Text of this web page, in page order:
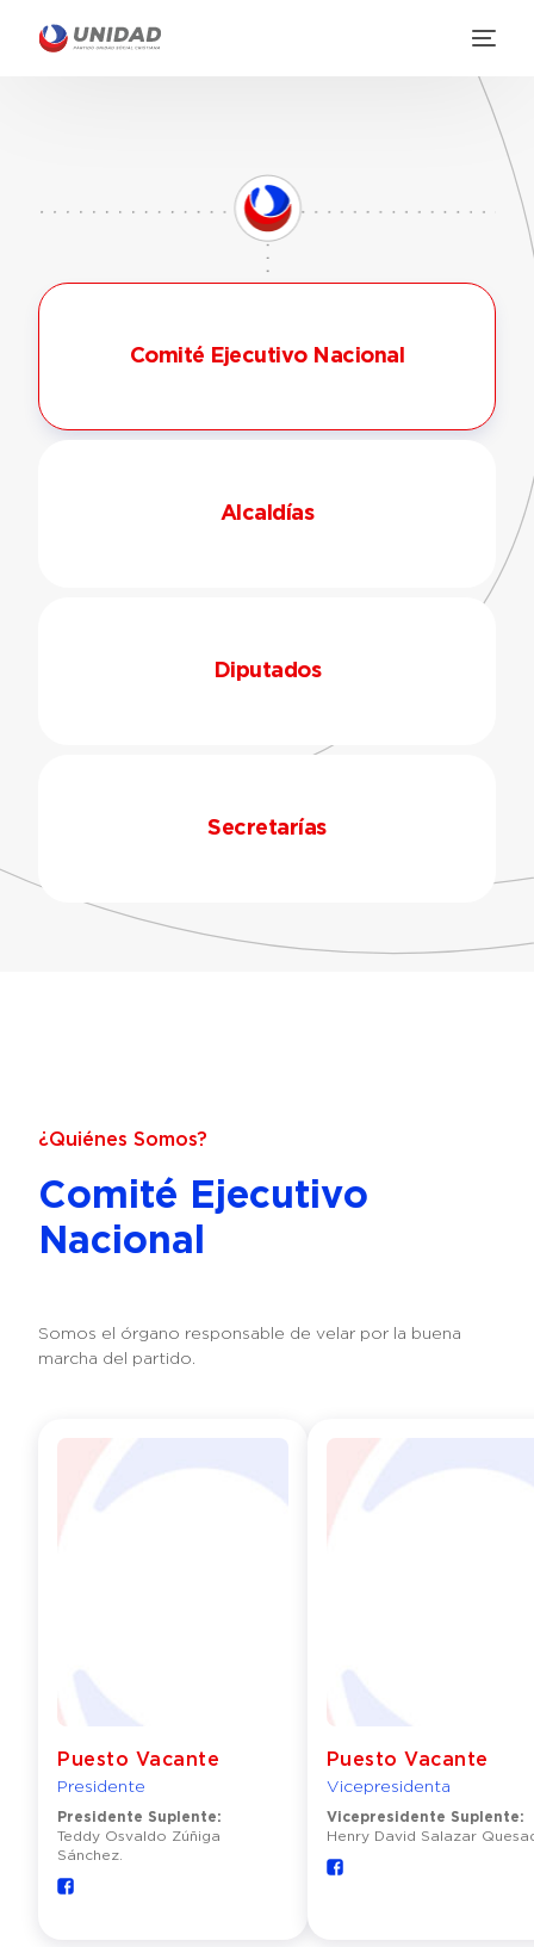
Comité Ejecutivo Nacional
Alcaldías
Diputados
Secretarías
¿Quiénes Somos?
Comité Ejecutivo
Nacional
Somos el órgano responsable de velar por la buena
marcha del partido.
Puesto Vacante
Presidente
Presidente Suplente:
Teddy Osvaldo Zúñiga
Sánchez.
Puesto Vacante
Vicepresidenta
Vicepresidente Suplente:
Henry David Salazar